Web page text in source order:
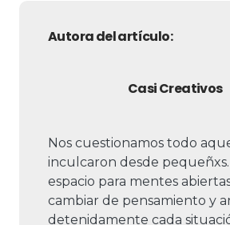
Autora del artículo:
Casi Creativos
Nos cuestionamos todo
inculcaron desde
espacio para mentes
cambiar de pensamiento y
detenidamente cada